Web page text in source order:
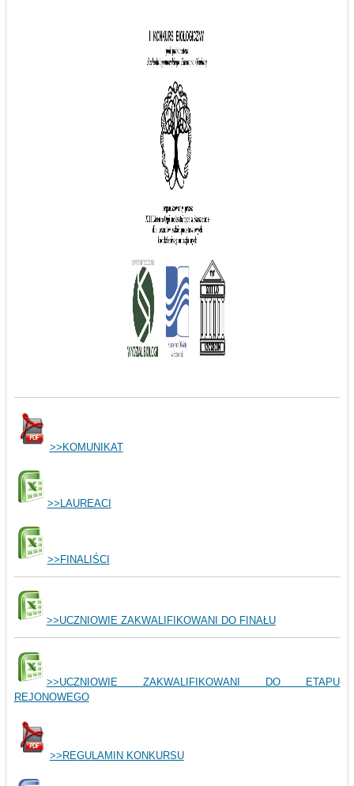
>>KOMUNIKAT
>>LAUREACI
>>FINALIŚCI
>>UCZNIOWIE ZAKWALIFIKOWANI DO FINAŁU
>>UCZNIOWIE ZAKWALIFIKOWANI DO ETAPU
REJONOWEGO
>>REGULAMIN KONKURSU